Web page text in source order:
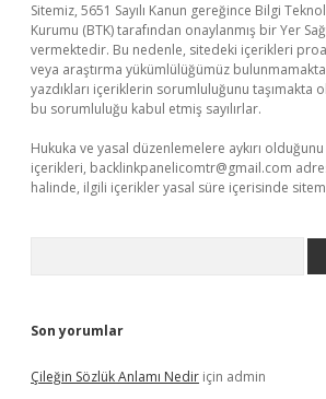
Sitemiz, 5651 Sayılı Kanun gereğince Bilgi
Kurumu (BTK) tarafından onaylanmış bir Yer
vermektedir. Bu nedenle, sitedeki içerikleri
veya araştırma yükümlülüğümüz
yazdıkları içeriklerin sorumluluğunu taşımakta
bu sorumluluğu kabul etmiş sayılırlar.
Hukuka ve yasal düzenlemelere aykırı
içerikleri, backlinkpanelicomtr@gmail.com
halinde, ilgili içerikler yasal süre içerisinde
Son yorumlar
Çileğin Sözlük Anlamı Nedir için admin